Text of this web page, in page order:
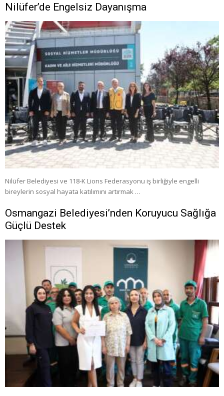
Nilüfer’de Engelsiz Dayanışma
Nilüfer Belediyesi ve 118-K Lions Federasyonu iş birliğiyle engelli
bireylerin sosyal hayata katılımını artırmak …
Osmangazi Belediyesi’nden Koruyucu Sağlığa
Güçlü Destek